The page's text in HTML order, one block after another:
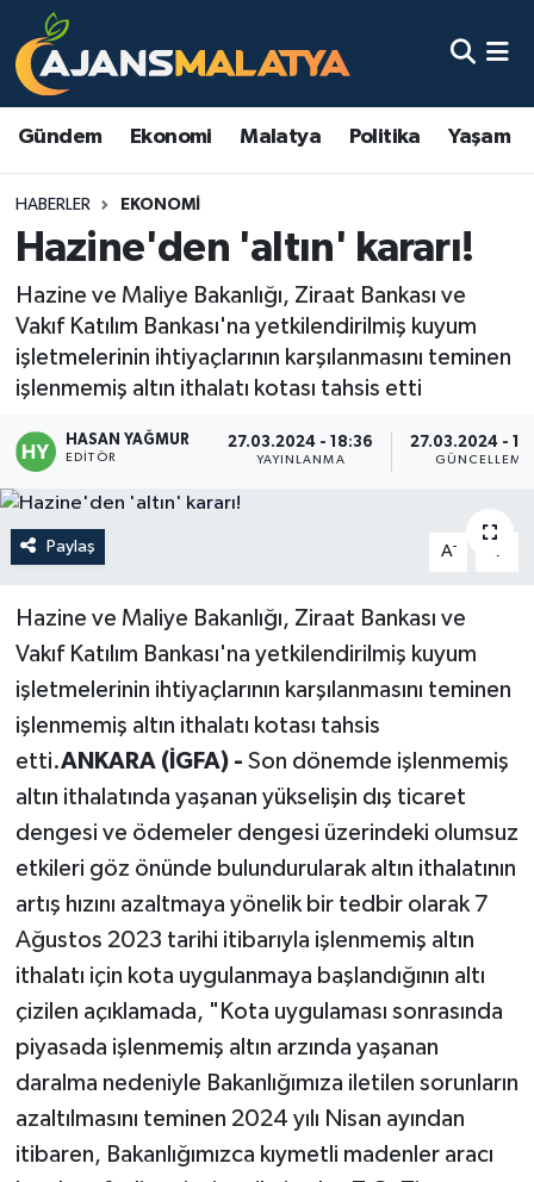
Gündem Ekonomi Malatya Politika Yaşam
HABERLER EKONOMI
Hazine'den 'altın' kararı!
Hazine ve Maliye Bakanlığı, Ziraat Bankası ve
Vakıf Katılım Bankası'na yetkilendirilmiş kuyum
işletmelerinin ihtiyaçlarının karşılanmasını teminen
işlenmemiş altın ithalatı kotası tahsis etti
HASAN YAĞMUR
EDITÖR
27.03.2024 - 18:36
YAYINLANMA
27.03.2024 -
GÜNCELLEME
Paylaş A- A
Hazine ve Maliye Bakanlığı, Ziraat Bankası ve
Vakıf Katılım Bankası'na yetkilendirilmiş kuyum
işletmelerinin ihtiyaçlarının karşılanmasını teminen
işlenmemiş altın ithalatı kotası tahsis
etti.ANKARA (İGFA) - Son dönemde işlenmemiş
altın ithalatında yaşanan yükselişin dış ticaret
dengesi ve ödemeler dengesi üzerindeki olumsuz
etkileri göz önünde bulundurularak altın ithalatının
artış hızını azaltmaya yönelik bir tedbir olarak 7
Ağustos 2023 tarihi itibarıyla işlenmemiş altın
ithalatı için kota uygulanmaya başlandığının altı
çizilen açıklamada, "Kota uygulaması sonrasında
piyasada işlenmemiş altın arzında yaşanan
daralma nedeniyle Bakanlığımıza iletilen sorunların
azaltılmasını teminen 2024 yılı Nisan ayından
itibaren, Bakanlığımızca kıymetli madenler aracı
Asayiş
Eğitim
Gündem
Kadın
Kültür & Sanat
Magazin
Spor
Teknoloji
Yaşam
Malatya Nöbetçi Eczaneler
Malatya Namaz Vakitleri
TFF 3.Lig 2.Grup Puan Durumu ve Fikstür
Tüm Manşetler
Son Dakika Haberleri
Haber Arşivi